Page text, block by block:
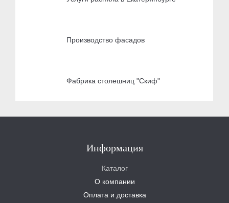
Производство фасадов
Фабрика столешниц "Скиф"
Информация
Каталог
О компании
Оплата и доставка